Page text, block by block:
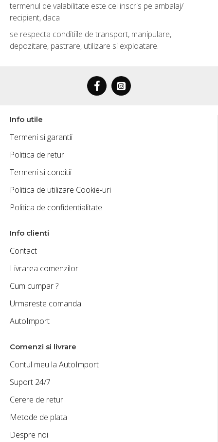
termenul de valabilitate este cel inscris pe ambalaj/
recipient, daca
se respecta conditiile de transport, manipulare,
depozitare, pastrare, utilizare si exploatare.
Info utile
Termeni si garantii
Politica de retur
Termeni si conditii
Politica de utilizare Cookie-uri
Politica de confidentialitate
Info clienti
Contact
Livrarea comenzilor
Cum cumpar ?
Urmareste comanda
AutoImport
Comenzi si livrare
Contul meu la AutoImport
Suport 24/7
Cerere de retur
Metode de plata
Despre noi